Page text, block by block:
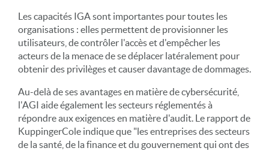
Les capacités IGA sont importantes pour toutes les
organisations : elles permettent de provisionner les
utilisateurs, de contrôler l'accès et d'empêcher les
acteurs de la menace de se déplacer latéralement pour
obtenir des privilèges et causer davantage de dommages.
Au-delà de ses avantages en matière de cybersécurité,
l'AGI aide également les secteurs réglementés à
répondre aux exigences en matière d'audit. Le rapport de
KuppingerCole indique que "les entreprises des secteurs
de la santé, de la finance et du gouvernement qui ont des